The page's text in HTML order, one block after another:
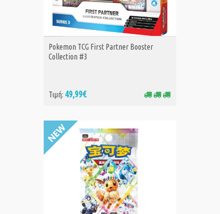
ΑΓΟΡΑ
Pokemon TCG First Partner Booster
Collection #3
Τιμή: 49,99€